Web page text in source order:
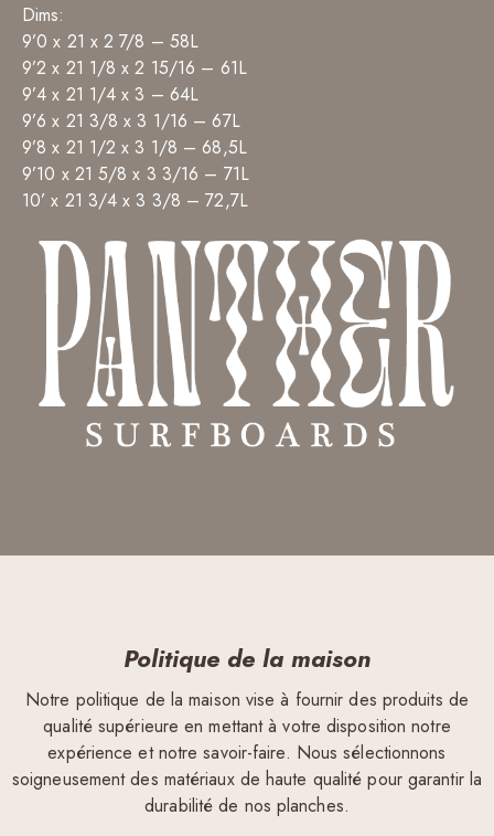
Dims:
9’0 x 21 x 2 7/8 – 58L
9’2 x 21 1/8 x 2 15/16 – 61L
9’4 x 21 1/4 x 3 – 64L
9’6 x 21 3/8 x 3 1/16 – 67L
9’8 x 21 1/2 x 3 1/8 – 68,5L
9’10 x 21 5/8 x 3 3/16 – 71L
10’ x 21 3/4 x 3 3/8 – 72,7L
Politique de la maison
Notre politique de la maison vise à fournir des produits de
qualité supérieure en mettant à votre disposition notre
expérience et notre savoir-faire. Nous sélectionnons
soigneusement des matériaux de haute qualité pour garantir la
durabilité de nos planches.